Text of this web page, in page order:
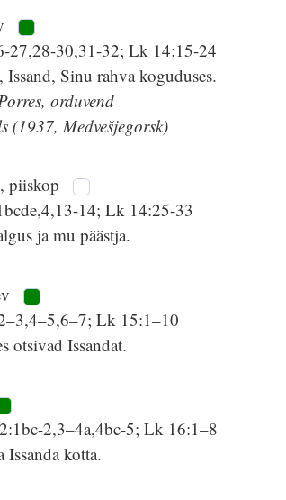
27,28-30,31-32; Lk 14:15-24
Sinu rahva koguduses.
orduvend
(1937, Medvešjegorsk)
piiskop
14; Lk 14:25-33
ja mu päästja.
Lk 15:1–10
otsivad Issandat.
2,3–4a,4bc-5; Lk 16:1–8
kotta.